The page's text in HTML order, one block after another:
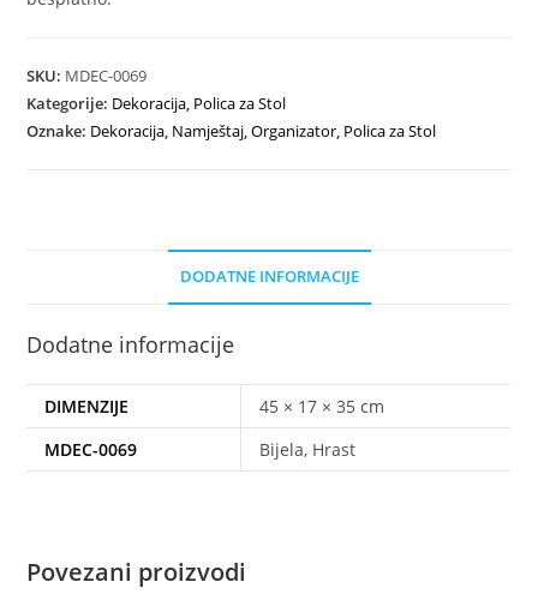
SKU: MDEC-0069
Kategorije: Dekoracija Polica za Stol
Oznake: Dekoracija Namještaj ,Organizator Polica za Stol
DODATNE INFORMACIJE
Dodatne informacije
DIMENZIJE
45 × 17 × 35 cm
MDEC-0069
Bijela, Hrast
Povezani proizvodi